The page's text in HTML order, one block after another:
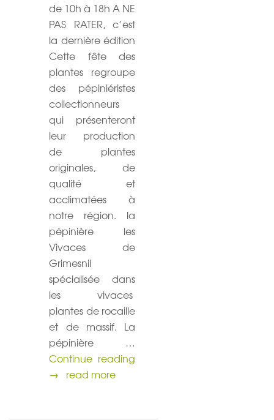
de 10h à 18h A NE
PAS RATER, c’est
la dernière édition
Cette fête des
plantes regroupe
des pépiniéristes
collectionneurs
qui présenteront
leur production
de plantes
originales, de
qualité et
acclimatées à
notre région. la
pépinière les
Vivaces de
Grimesnil
spécialisée dans
les vivaces
plantes de rocaille
et de massif. La
pépinière …
Continue reading
→ read more